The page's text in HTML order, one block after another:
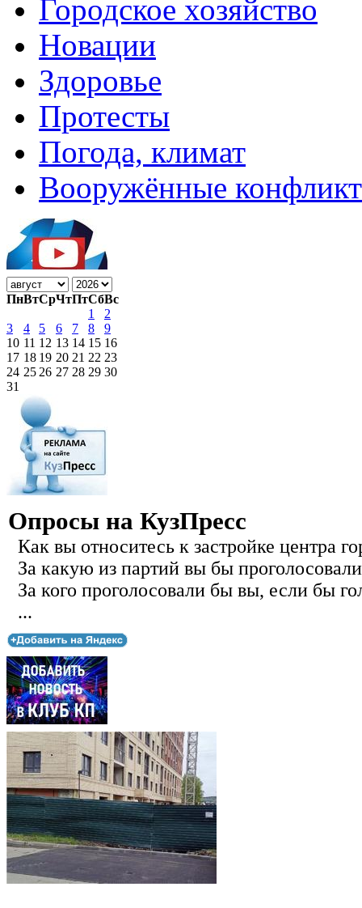
Городское хозяйство
Новации
Здоровье
Протесты
Погода, климат
Вооружённые
ПнВтСрЧтПтСбВс
1
2
3
4 5 6 7 8
9
10 11 12 13 14 15 16
17 18 19 20 21 22 23
24 25 26 27 28 29 30
31
Опросы на КузПресс
Как вы относитесь к застройке центра
За какую из партий вы бы
За кого проголосовали бы вы, если бы
...